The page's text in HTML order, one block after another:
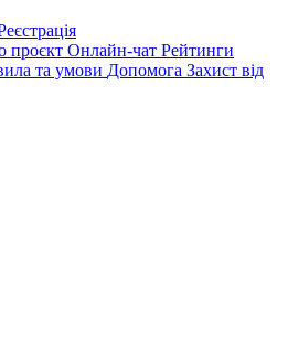
проєкт Онлайн-чат Рейтинги
та умови Допомога Захист від